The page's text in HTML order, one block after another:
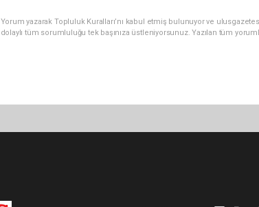
Yorum yazarak Topluluk Kuralları’nı kabul etmiş bulunuyor ve
dolaylı tüm sorumluluğu tek başınıza üstleniyorsunuz. Yazılan tüm